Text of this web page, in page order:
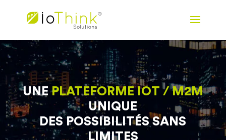
UNEPLATEFORME IOT / M2M
UNIQUE
DES POSSIBILITÉS SANS
LIMITES